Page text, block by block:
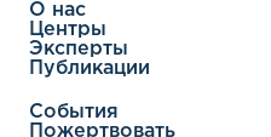
О нас
Центры
Эксперты
Публикации
События
Пожертвовать